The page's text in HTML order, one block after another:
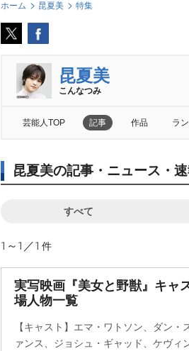
ホーム 昆夏美 特集
昆夏美
こんなつみ
芸能人TOP 記事 作品 ラ
昆夏美の記事・ニュース・
すべて
1～1／1 件
実写映画『美女と野獣』キャ
場人物一覧
【キャスト】エマ・ワトソン、ダン
ァンス、ジョシュ・ギャッド、ケヴィ